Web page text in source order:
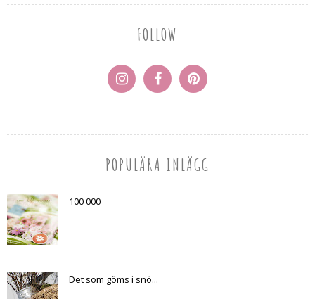
FOLLOW
POPULÄRA INLÄGG
100 000
Det som göms i snö...